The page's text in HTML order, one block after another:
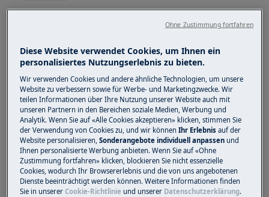
WARNUNG!GEFAHR VON ELEKTRISCHEM
Vor jeder Reparatur- oder Wartungsarbeit,
deaktivieren Sie das Gerät und ziehen Sie den
Netzstecker aus der Steckdose.
Diese Website verwendet Cookies, um Ihnen ein
personalisiertes Nutzungserlebnis zu bieten.
Wir verwenden Cookies und andere ähnliche Technologien, um unsere
Website zu verbessern sowie für Werbe- und Marketingzwecke. Wir
teilen Informationen über Ihre Nutzung unserer Website auch mit
unseren Partnern in den Bereichen soziale Medien, Werbung und
Analytik. Wenn Sie auf «Alle Cookies akzeptieren» klicken, stimmen Sie
der Verwendung von Cookies zu, und wir könnenIhr Erlebnisauf der
Website personalisieren,Sonderangebote individuell anpassen und
Ihnen personalisierte Werbung anbieten. Wenn Sie auf «Ohne
Zustimmung fortfahren» klicken, blockieren Sie nicht essenzielle
Cookies, wodurch Ihr Browsererlebnis und die von uns angebotenen
Dienste beeinträchtigt werden können. Weitere Informationen finden
Sie in unsererCookie-Richtlinie und unserer Datenschutzerklärung.
Ohne Zustimmung fortfahren